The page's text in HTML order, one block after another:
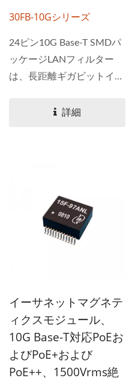
30FB-10Gシリーズ
24ピン10G Base-T SMDパ
ッケージLANフィルター
は、長距離ギガビットイー
詳細
イーサネットマグネテ
ィクスモジュール、
10G Base-T対応PoEお
よびPoE+および
PoE++、1500Vrms絶